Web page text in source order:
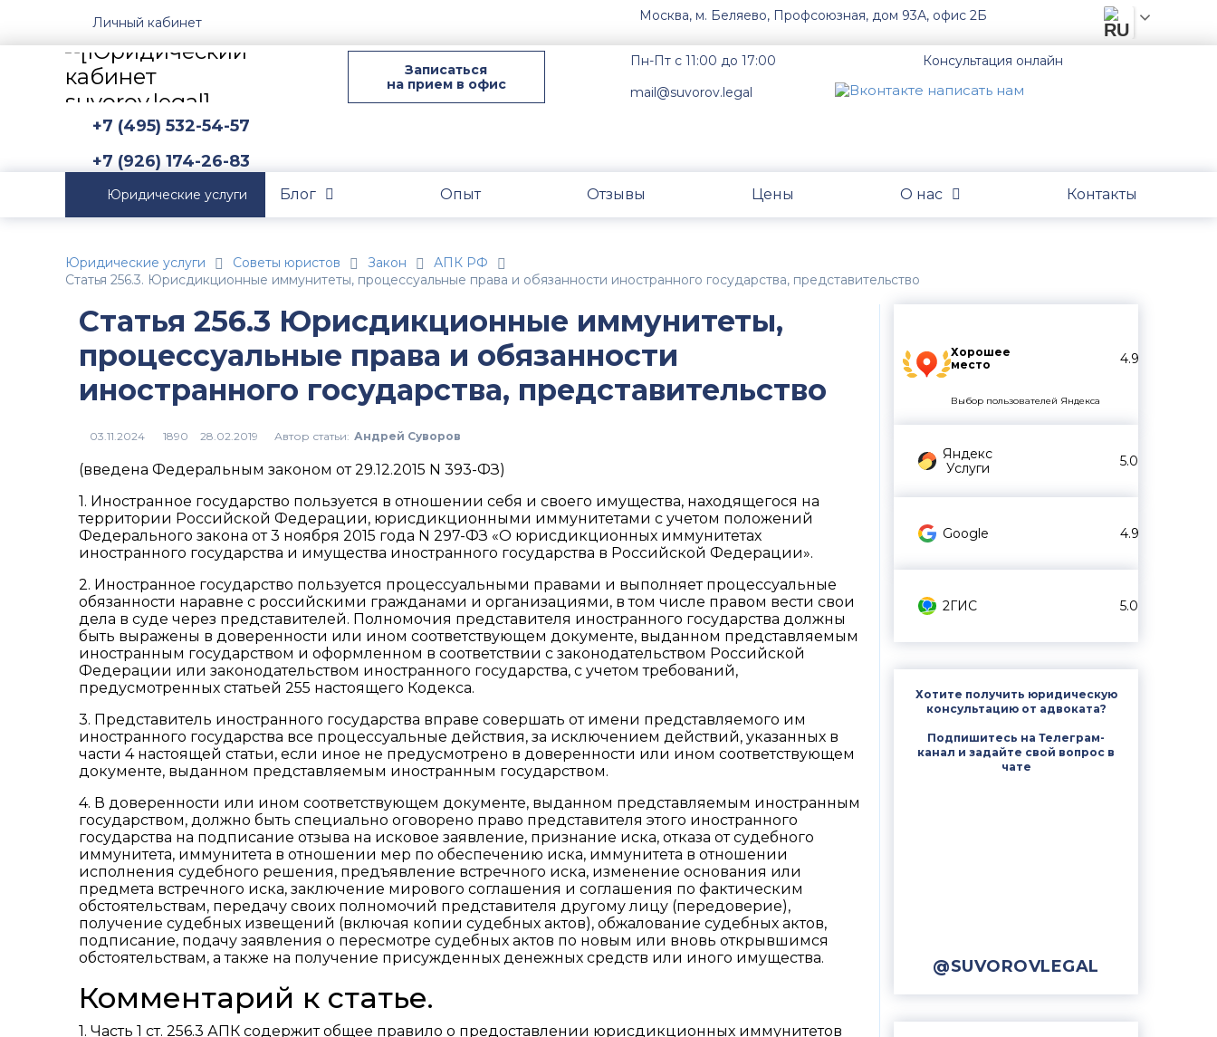
Личный кабинет Москва, м. Беляево, Профсоюзная, дом 93А, офис 2Б
Записаться
на прием в офис
Пн-Пт с 11:00 до 17:00
mail@suvorov.legal
Консультация онлайн
+7 (495) 532-54-57
+7 (926) 174-26-83
Юридические услуги Блог Опыт Отзывы Цены О нас Контакты
Юридические услуги Советы юристов Закон
АПК РФ
Статья 256.3. Юрисдикционные иммунитеты, процессуальные права и обязанности иностранного государства, представительство
Хорошее
место
4.9
Выбор пользователей Яндекса
Яндекс
Услуги
5.0
Google 4.9
2ГИС 5.0
Хотите получить юридическую
консультацию от адвоката?
Подпишитесь на Телеграм-
канал и задайте свой вопрос в
чате
@SUVOROVLEGAL
Статья 256.3 Юрисдикционные иммунитеты,
процессуальные права и обязанности
иностранного государства, представительство
1890 Автор статьи: Андрей Суворов
(введена Федеральным законом от 29.12.2015 N 393-ФЗ)
1. Иностранное государство пользуется в отношении себя и своего имущества, находящегося на
территории Российской Федерации, юрисдикционными иммунитетами с учетом положений
Федерального закона от 3 ноября 2015 года N 297-ФЗ «О юрисдикционных иммунитетах
иностранного государства и имущества иностранного государства в Российской Федерации».
2. Иностранное государство пользуется процессуальными правами и выполняет процессуальные
обязанности наравне с российскими гражданами и организациями, в том числе правом вести свои
дела в суде через представителей. Полномочия представителя иностранного государства должны
быть выражены в доверенности или ином соответствующем документе, выданном представляемым
иностранным государством и оформленном в соответствии с законодательством Российской
Федерации или законодательством иностранного государства, с учетом требований,
предусмотренных статьей 255 настоящего Кодекса.
3. Представитель иностранного государства вправе совершать от имени представляемого им
иностранного государства все процессуальные действия, за исключением действий, указанных в
части 4 настоящей статьи, если иное не предусмотрено в доверенности или ином соответствующем
документе, выданном представляемым иностранным государством.
4. В доверенности или ином соответствующем документе, выданном представляемым иностранным
государством, должно быть специально оговорено право представителя этого иностранного
государства на подписание отзыва на исковое заявление, признание иска, отказа от судебного
иммунитета, иммунитета в отношении мер по обеспечению иска, иммунитета в отношении
исполнения судебного решения, предъявление встречного иска, изменение основания или
предмета встречного иска, заключение мирового соглашения и соглашения по фактическим
обстоятельствам, передачу своих полномочий представителя другому лицу (передоверие),
получение судебных извещений (включая копии судебных актов), обжалование судебных актов,
подписание, подачу заявления о пересмотре судебных актов по новым или вновь открывшимся
обстоятельствам, а также на получение присужденных денежных средств или иного имущества.
Комментарий к статье.
1. Часть 1 ст. 256.3 АПК содержит общее правило о предоставлении юрисдикционных иммунитетов